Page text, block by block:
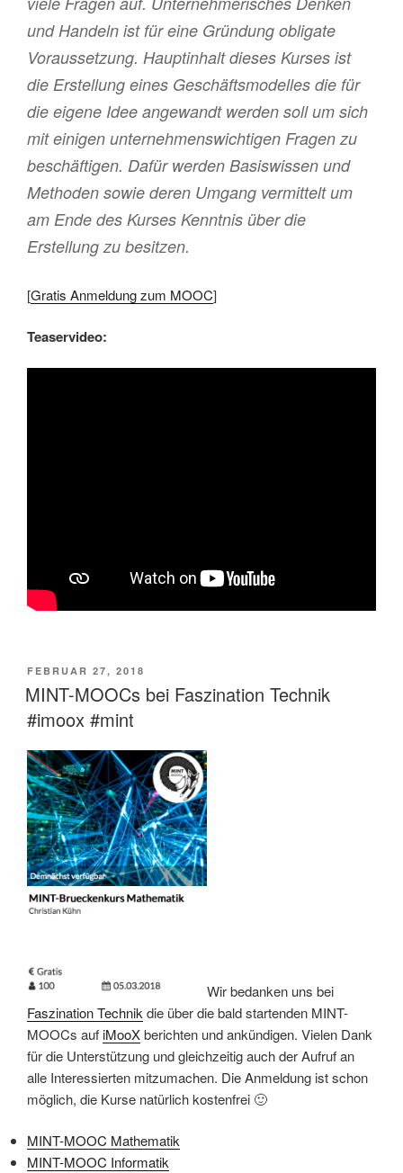
und Handeln ist für eine Gründung obligate
Voraussetzung. Hauptinhalt dieses Kurses ist
die Erstellung eines Geschäftsmodelles die für
die eigene Idee angewandt werden soll um sich
mit einigen unternehmenswichtigen Fragen zu
beschäftigen. Dafür werden Basiswissen und
Methoden sowie deren Umgang vermittelt um
am Ende des Kurses Kenntnis über die
Erstellung zu besitzen.
[Gratis Anmeldung zum MOOC]
Teaservideo:
VERÖFFENTLICHT
AM
FEBRUAR 27, 2018
MINT-MOOCs bei Faszination Technik
#imoox #mint
Wir bedanken uns bei
Faszination Technik die über die bald startenden MINT-
MOOCs aufiMooXberichten und ankündigen. Vielen Dank
für die Unterstützung und gleichzeitig auch der Aufruf an
alle Interessierten mitzumachen. Die Anmeldung ist schon
möglich, die Kurse natürlich kostenfrei 🙂
MINT-MOOC Mathematik
MINT-MOOC Informatik